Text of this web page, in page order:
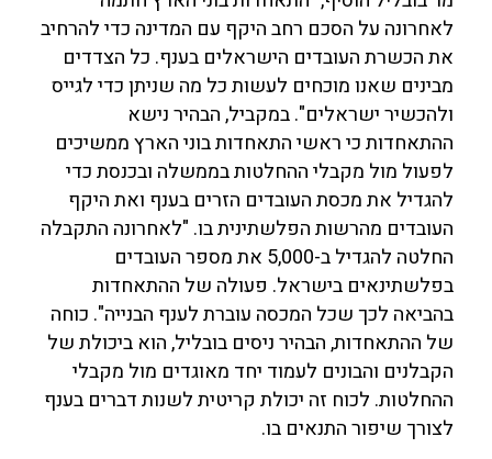
לאחרונה על הסכם רחב היקף עם המדינה כדי להרחיב
את הכשרת העובדים הישראלים בענף. כל הצדדים
מבינים שאנו מוכחים לעשות כל מה שניתן כדי לגייס
ולהכשיר ישראלים". במקביל, הבהיר נישא
ההתאחדות כי ראשי התאחדות בוני הארץ ממשיכים
לפעול מול מקבלי ההחלטות בממשלה ובכנסת כדי
להגדיל את מכסת העובדים הזרים בענף ואת היקף
העובדים מהרשות הפלשתינית בו. "לאחרונה התקבלה
החלטה להגדיל ב-5,000 את מספר העובדים
בפלשתינאים בישראל. פעולה של ההתאחדות
בהביאה לכך שכל המכסה עוברת לענף הבנייה". כוחה
של ההתאחדות, הבהיר ניסים בובליל, הוא ביכולת של
הקבלנים והבונים לעמוד יחד מאוגדים מול מקבלי
ההחלטות. לכוח זה יכולת קריטית לשנות דברים בענף
לצורך שיפור התנאים בו.